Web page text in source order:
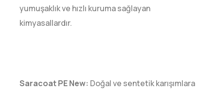
yumuşaklık ve hızlı kuruma sağlayan
kimyasallardır.
Saracoat PE New: Doğal ve sentetik karışımlara